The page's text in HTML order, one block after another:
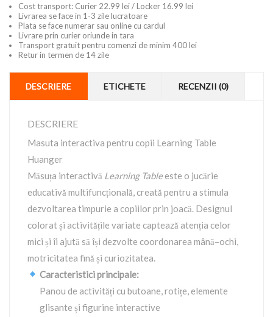
Cost transport: Curier 22.99 lei / Locker 16.99 lei
Livrarea se face in 1-3 zile lucratoare
Plata se face numerar sau online cu cardul
Livrare prin curier oriunde in tara
Transport gratuit pentru comenzi de minim 400 lei
Retur in termen de 14 zile
DESCRIERE ETICHETE RECENZII (0)
DESCRIERE
Masuta interactiva pentru copii Learning Table
Huanger
Măsuța interactivă Learning Tableeste o jucărie
educativă multifuncțională, creată pentru a stimula
dezvoltarea timpurie a copiilor prin joacă. Designul
colorat și activitățile variate captează atenția celor
mici și îi ajută să își dezvolte coordonarea mână–ochi,
motricitatea fină și curiozitatea.
Caracteristici principale:
Panou de activități cu butoane, rotițe, elemente
glisante și figurine interactive